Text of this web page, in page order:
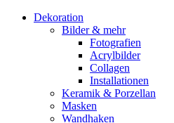
Dekoration
Bilder & mehr
Fotografien
Acrylbilder
Collagen
Installationen
Keramik & Porzellan
Masken
Wandhaken